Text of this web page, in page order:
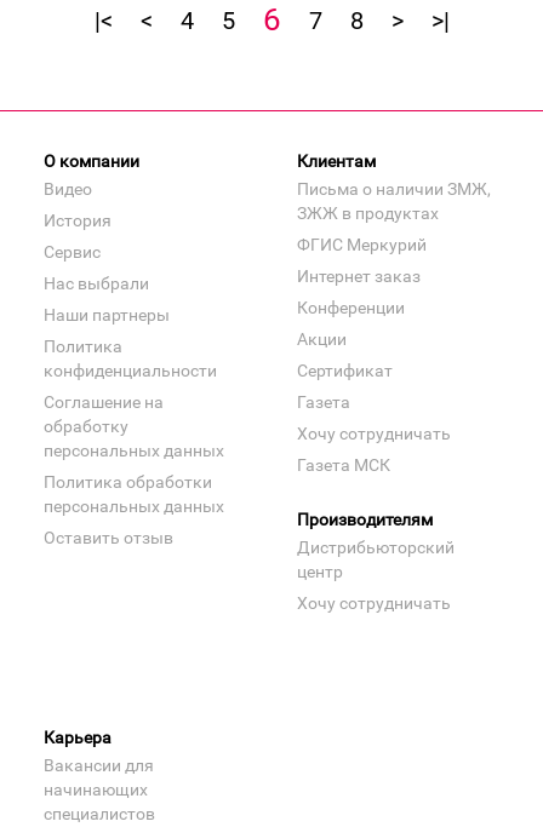
|< < 4 5 6 7 8 > >|
О компании
Видео
История
Сервис
Нас выбрали
Наши партнеры
Политика
конфиденциальности
Соглашение на
обработку
персональных данных
Политика обработки
персональных данных
Оставить отзыв
Клиентам
Письма о наличии ЗМЖ,
ЗЖЖ в продуктах
ФГИС Меркурий
Интернет заказ
Конференции
Акции
Сертификат
Газета
Хочу сотрудничать
Газета МСК
Производителям
Дистрибьюторский
центр
Хочу сотрудничать
Карьера
Вакансии для
начинающих
специалистов